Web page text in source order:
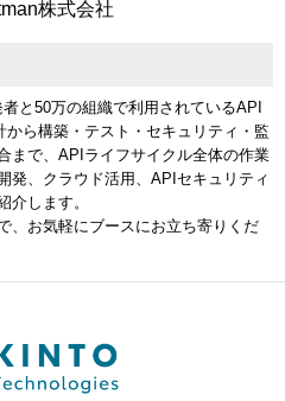
株式会社
と50万の組織で利用されているAPI
ら構築・テスト・セキュリティ・監
まで、APIライフサイクル全体の作業
発、クラウド活用、APIセキュリティ
介します。
、お気軽にブースにお立ち寄りくだ